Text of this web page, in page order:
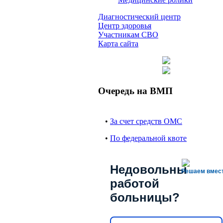
Диагностический центр
Центр здоровья
Участникам СВО
Карта сайта
Очередь на ВМП
• За счет средств ОМС
• По федеральной квоте
Решаем
Недовольны
работой
больницы?